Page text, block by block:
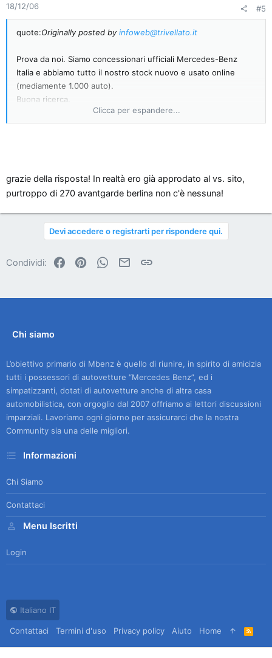
18/12/06 #5
quote:Originally posted byinfoweb@trivellato.it
Prova da noi. Siamo concessionari ufficiali Mercedes-Benz
Italia e abbiamo tutto il nostro stock nuovo e usato online
(mediamente 1.000 auto).
Buona ricerca.
www.trivellato.it
Clicca per espandere...
grazie della risposta! In realtà ero già approdato al vs. sito,
purtroppo di 270 avantgarde berlina non c'è nessuna!
Devi accedere o registrarti per rispondere qui.
Condividi: FacebookPinterestWhatsApp
Email
Chi siamo
L’obiettivo primario di Mbenz è quello di riunire, in spirito di amicizia
tutti i possessori di autovetture “Mercedes Benz”, ed i
simpatizzanti, dotati di autovetture anche di altra casa
automobilistica, con orgoglio dal 2007 offriamo ai lettori discussioni
imparziali. Lavoriamo ogni giorno per assicurarci che la nostra
Community sia una delle migliori.
Informazioni
Chi Siamo
Contattaci
Menu Iscritti
Login
Italiano IT
Contattaci Termini d'uso Privacy policy Aiuto Home
R
S
S